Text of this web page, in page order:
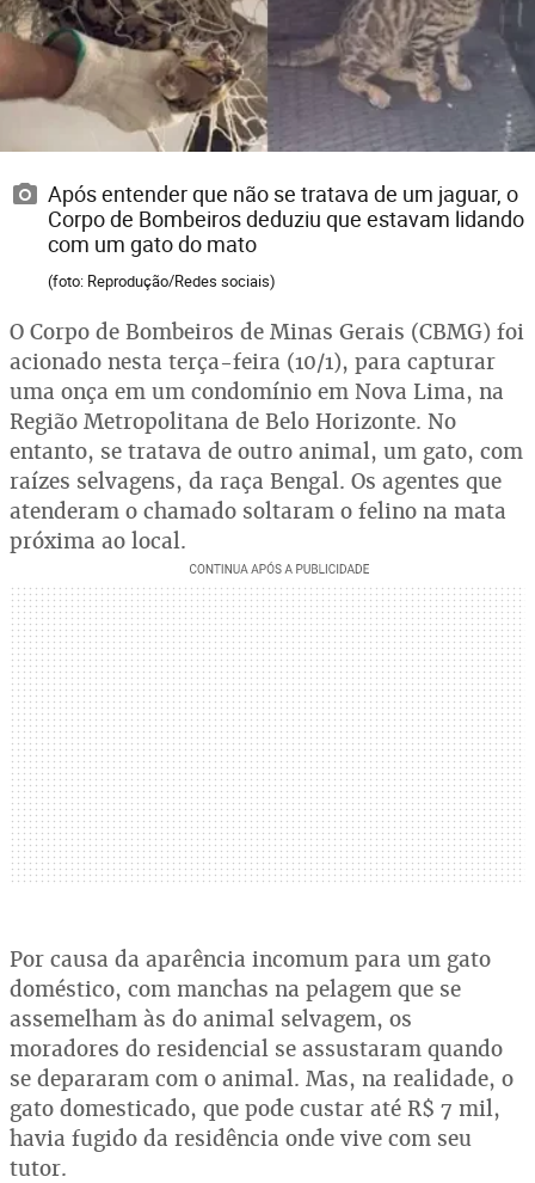
Após entender que não se tratava de um jaguar, o
Corpo de Bombeiros deduziu que estavam lidando
com um gato do mato
(foto: Reprodução/Redes sociais)
O Corpo de Bombeiros de Minas Gerais (CBMG) foi
acionado nesta terça-feira (10/1), para capturar
uma onça em um condomínio em Nova Lima, na
Região Metropolitana de Belo Horizonte. No
entanto, se tratava de outro animal, um gato, com
raízes selvagens, da raça Bengal. Os agentes que
atenderam o chamado soltaram o felino na mata
próxima ao local.
Por causa da aparência incomum para um gato
doméstico, com manchas na pelagem que se
assemelham às do animal selvagem, os
moradores do residencial se assustaram quando
se depararam com o animal. Mas, na realidade, o
gato domesticado, que pode custar até R$ 7 mil,
havia fugido da residência onde vive com seu
tutor.